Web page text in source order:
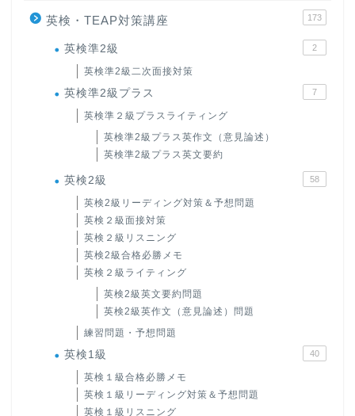
英検・TEAP対策講座 173
英検準2級 2
英検準2級二次面接対策
英検準2級プラス 7
英検準２級プラスライティング
英検準2級プラス英作文（意見論述）
英検準2級プラス英文要約
英検2級 58
英検2級リーディング対策＆予想問題
英検２級面接対策
英検２級リスニング
英検2級合格必勝メモ
英検２級ライティング
英検2級英文要約問題
英検2級英作文（意見論述）問題
練習問題・予想問題
英検1級 40
英検１級合格必勝メモ
英検１級リーディング対策＆予想問題
英検１級リスニング